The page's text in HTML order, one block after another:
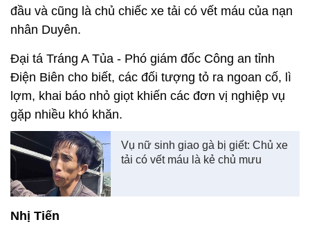
đầu và cũng là chủ chiếc xe tải có vết máu của nạn
nhân Duyên.
Đại tá Tráng A Tủa - Phó giám đốc Công an tỉnh
Điện Biên cho biết, các đối tượng tỏ ra ngoan cố, lì
lợm, khai báo nhỏ giọt khiến các đơn vị nghiệp vụ
gặp nhiều khó khăn.
Vụ nữ sinh giao gà bị giết: Chủ xe
tải có vết máu là kẻ chủ mưu
Nhị Tiến